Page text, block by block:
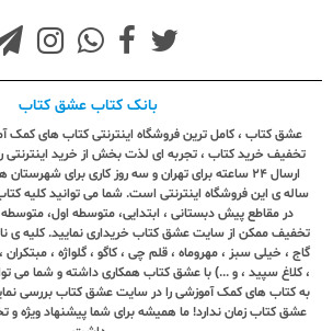
بانک کتاب عشق کتاب
عشق کتاب ، کامل ترین فروشگاه اینترنتی کتاب های کمک
تخفیف خرید کتاب ، تجربه ای لذت بخش از خرید اینترنتی
ارسال ٢٤ ساعته برای تهران و سه روز کاری برای
ساله ی این فروشگاه اینترنتی است. شما می توانید کلیه
در مقاطع پیش دبستانی ، ابتدایی، متوسطه اول، متوسطه
تخفیف ممکن از سایت عشق کتاب خریداری نمایید. کلیه ی
گاج ، خیلی سبز ، مهروماه ، قلم چی ، کاگو ، گلواژه ، مبتکران
، کلاغ سپید ، و ...) با عشق کتاب همکاری داشته و شما می
به کتاب های کمک آموزشی را در سایت عشق کتاب بررسی
عشق کتاب زمان ندارد! ما همیشه برای شما پیشنهاد ویژه